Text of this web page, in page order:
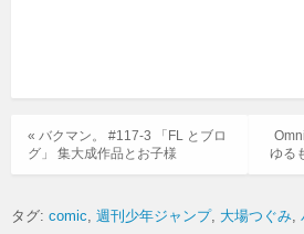
ゆる
« バクマン。 #117-3 「FL とブロ
グ」 集大成作品とお子様
タグ: comic 週刊少年ジャンプ 大場つぐみ